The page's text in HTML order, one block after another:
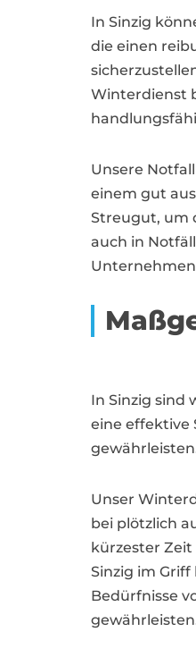
In Sinzig
die einen
Winterdienst
Unsere
einem gut
Streugut, um
auch in
In Sinzig sind
eine effektive
Unser
bei plötzlich
kürzester Zeit
Sinzig im
Bedürfnisse